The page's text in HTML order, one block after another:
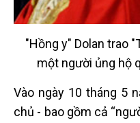
"Hồng y" Dolan trao
một người ủng hộ
Vào ngày 10 tháng 5
chủ - bao gồm cả